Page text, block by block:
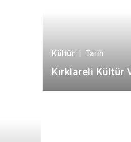
Kültür Tarih
Kırklareli Kültür